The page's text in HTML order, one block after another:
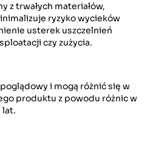
z trwałych materiałów,
ryzyko wycieków
usterek uszczelnień
czy zużycia.
i mogą różnić się w
produktu z powodu różnic w
lat.